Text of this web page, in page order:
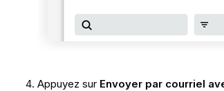
Appuyez sur Envoyer par courriel